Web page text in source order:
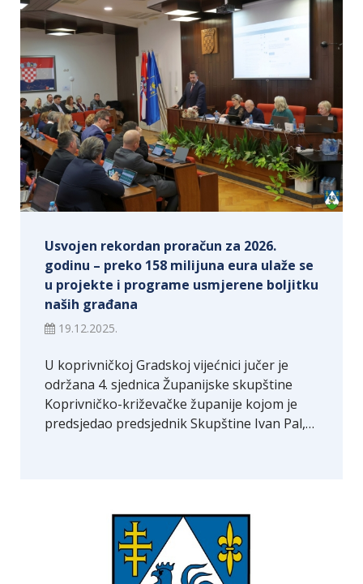
Usvojen rekordan proračun za 2026.
godinu – preko 158 milijuna eura ulaže se
u projekte i programe usmjerene boljitku
naših građana
19.12.2025.
U koprivničkoj Gradskoj vijećnici jučer je
održana 4. sjednica Županijske skupštine
Koprivničko-križevačke županije kojom je
predsjedao predsjednik Skupštine Ivan Pal,…